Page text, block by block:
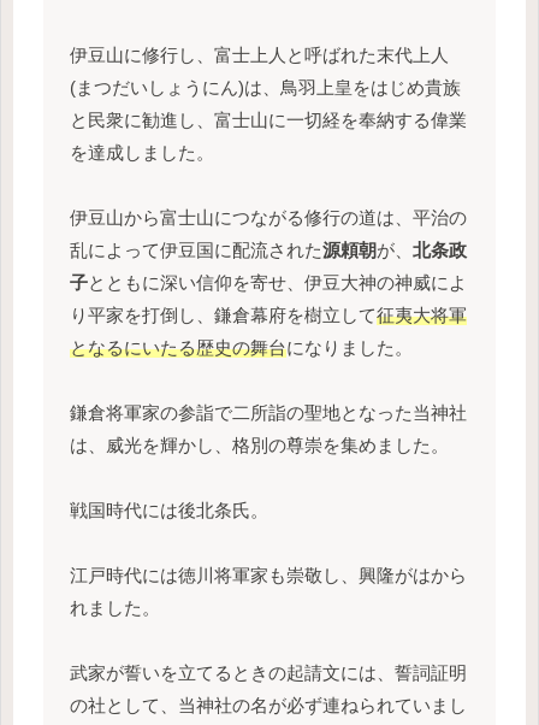
伊豆山に修行し、富士上人と呼ばれた末代上人
(まつだいしょうにん)は、鳥羽上皇をはじめ貴族
と民衆に勧進し、富士山に一切経を奉納する偉業
を達成しました。
伊豆山から富士山につながる修行の道は、平治の
乱によって伊豆国に配流された源頼朝が、 北条政
子とともに深い信仰を寄せ、伊豆大神の神威によ
り平家を打倒し、鎌倉幕府を樹立して征夷大将軍
となるにいたる歴史の舞台になりました。
鎌倉将軍家の参詣で二所詣の聖地となった当神社
は、威光を輝かし、格別の尊崇を集めました。
戦国時代には後北条氏。
江戸時代には徳川将軍家も崇敬し、興隆がはから
れました。
武家が誓いを立てるときの起請文には、誓詞証明
の社として、当神社の名が必ず連ねられていまし